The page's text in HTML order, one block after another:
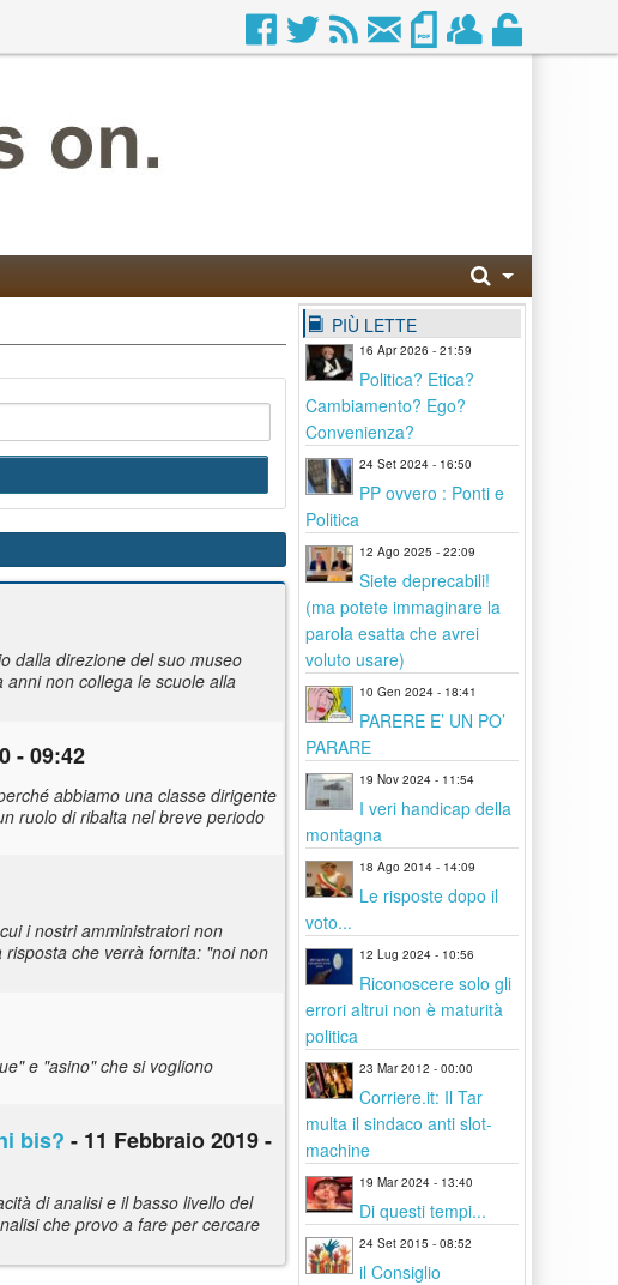
dalla direzione del suo museo
non collega le scuole alla
- 09:42
abbiamo una classe dirigente
ruolo di ribalta nel breve periodo
i nostri amministratori non
che verrà fornita: "noi non
e "asino" che si vogliono
bis? - 11 Febbraio 2019 -
di analisi e il basso livello del
che provo a fare per cercare
PIÙ LETTE
16 Apr 2026 - 21:59
Politica? Etica?
Cambiamento? Ego?
Convenienza?
24 Set 2024 - 16:50
PP ovvero : Ponti e
Politica
12 Ago 2025 - 22:09
Siete deprecabili!
(ma potete immaginare la
parola esatta che avrei
voluto usare)
10 Gen 2024 - 18:41
PARERE E’ UN PO’
PARARE
19 Nov 2024 - 11:54
I veri handicap della
montagna
18 Ago 2014 - 14:09
Le risposte dopo il
voto...
12 Lug 2024 - 10:56
Riconoscere solo gli
errori altrui non è maturità
politica
23 Mar 2012 - 00:00
Corriere.it: Il Tar
multa il sindaco anti slot-
machine
19 Mar 2024 - 13:40
Di questi tempi...
24 Set 2015 - 08:52
il Consiglio